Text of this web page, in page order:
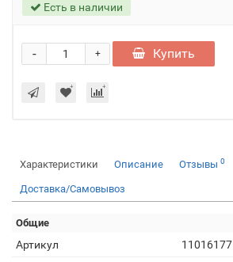
Есть в наличии
+
- Купить
Характеристики Описание Отзывы 0
Доставка/Самовывоз
Общие
Артикул
11016177